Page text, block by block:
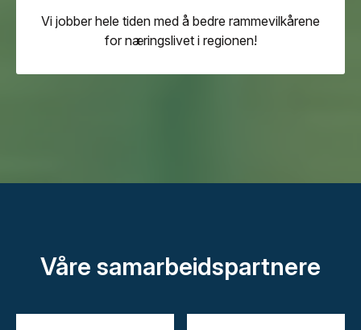
Vi jobber hele tiden med å bedre rammevilkårene
for næringslivet i regionen!
Våre samarbeidspartnere